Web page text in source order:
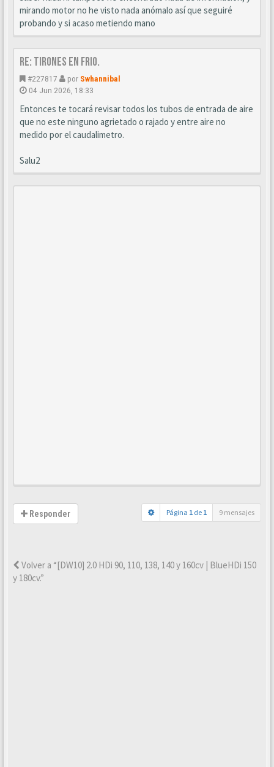
mirando motor no he visto nada anómalo así que seguiré
probando y si acaso metiendo mano
Re: Tirones en frio.
#227817 por Swhannibal
04 Jun 2026, 18:33
Entonces te tocará revisar todos los tubos de entrada de aire
que no este ninguno agrietado o rajado y entre aire no
medido por el caudalimetro.
Salu2
Responder Página 1 de 1 9 mensajes
Volver a “[DW10] 2.0 HDi 90, 110, 138, 140 y 160cv | BlueHDi 150
y 180cv.”